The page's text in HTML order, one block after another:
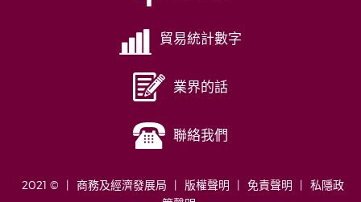
貿易統計數字
業界的話
聯絡我們
2021 © 商務及經濟發展局 版權聲明 免責聲明
私隱政